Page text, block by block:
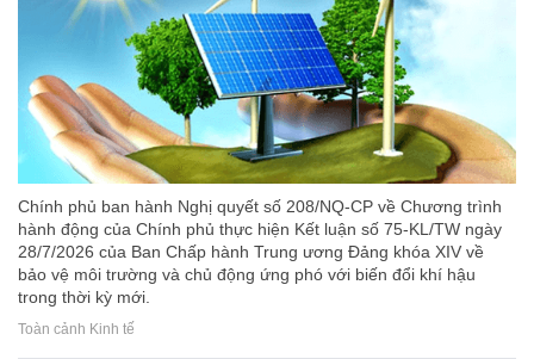
Chính phủ ban hành Nghị quyết số 208/NQ-CP về Chương trình
hành động của Chính phủ thực hiện Kết luận số 75-KL/TW ngày
28/7/2026 của Ban Chấp hành Trung ương Đảng khóa XIV về
bảo vệ môi trường và chủ động ứng phó với biến đổi khí hậu
trong thời kỳ mới.
Toàn cảnh Kinh tế